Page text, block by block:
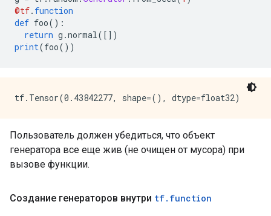
@tf. function
def foo():
return g .normal([])
print(foo())
Пользователь должен убедиться, что объект
генератора все еще жив (не очищен от мусора) при
вызове функции.
Создание генераторов внутри tf. function